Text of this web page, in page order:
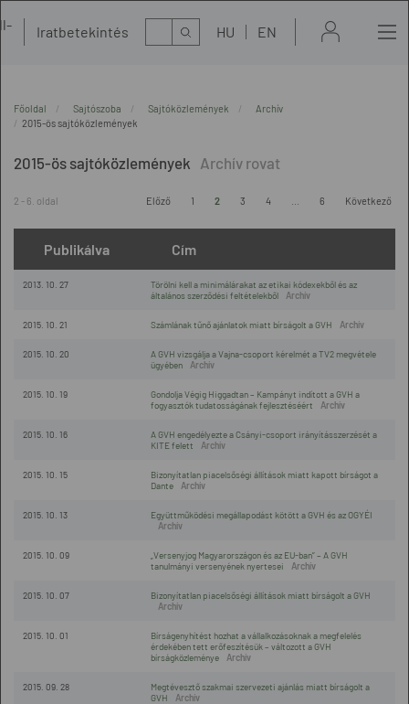
Iratbetekintés Kereső HU EN
Főoldal Sajtószoba Sajtóközlemények
Archív
2015-ös sajtóközlemények
2015-ös sajtóközlemények
2 - 6. oldal Előző 1 2 3 4 6 Következő
Publikálva Cím
2013. 10. 27
Törölni kell a minimálárakat az etikai kódexekből és az
általános szerződési feltételekből
2015. 10. 21 Számlának tűnő ajánlatok miatt bírságolt a GVH
2015. 10. 20
A GVH vizsgálja a Vajna-csoport kérelmét a TV2 megvétele
ügyében
2015. 10. 19
Gondolja Végig Higgadtan – Kampányt indított a GVH a
fogyasztók tudatosságának fejlesztéséért
2015. 10. 16
A GVH engedélyezte a Csányi-csoport irányításszerzését a
KITE felett
2015. 10. 15
Bizonyítatlan piacelsőségi állítások miatt kapott bírságot a
Dante
2015. 10. 13 Együttműködési megállapodást kötött a GVH és az OGYÉI
2015. 10. 09
„Versenyjog Magyarországon és az EU-ban” – A GVH
tanulmányi versenyének nyertesei
2015. 10. 07 Bizonyítatlan piacelsőségi állítások miatt bírságolt a GVH
2015. 10. 01
Bírságenyhítést hozhat a vállalkozásoknak a megfelelés
érdekében tett erőfeszítésük – változott a GVH
bírságközleménye
2015. 09. 28
Megtévesztő szakmai szervezeti ajánlás miatt bírságolt a
GVH